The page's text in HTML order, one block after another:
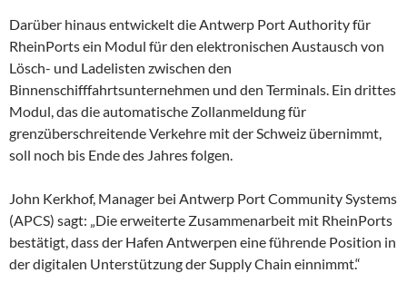
Darüber hinaus entwickelt die Antwerp Port Authority für
RheinPorts ein Modul für den elektronischen Austausch von
Lösch- und Ladelisten zwischen den
Binnenschifffahrtsunternehmen und den Terminals. Ein drittes
Modul, das die automatische Zollanmeldung für
grenzüberschreitende Verkehre mit der Schweiz übernimmt,
soll noch bis Ende des Jahres folgen.
John Kerkhof, Manager bei Antwerp Port Community Systems
(APCS) sagt: „Die erweiterte Zusammenarbeit mit RheinPorts
bestätigt, dass der Hafen Antwerpen eine führende Position in
der digitalen Unterstützung der Supply Chain einnimmt.“